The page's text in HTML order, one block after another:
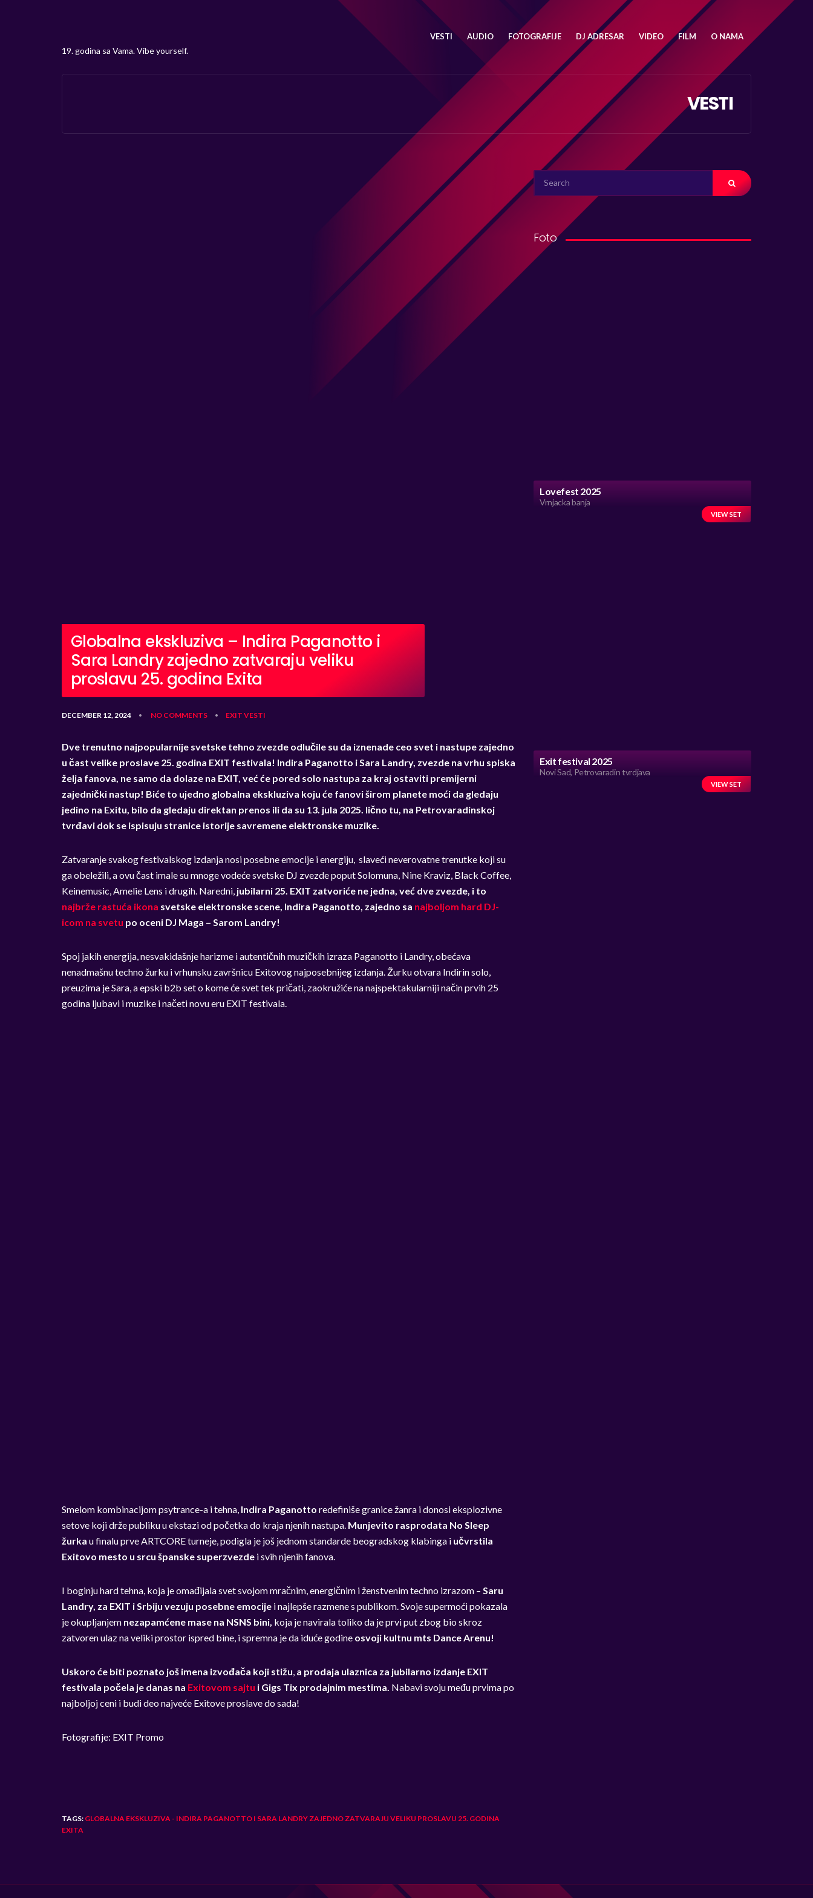
19. godina sa Vama. Vibe yourself.
VESTI AUDIO FOTOGRAFIJE DJ ADRESAR VIDEO FILM O NAMA
VESTI
Globalna ekskluziva – Indira Paganotto i
Sara Landry zajedno zatvaraju veliku
proslavu 25. godina Exita
DECEMBER 12, 2024 • NO COMMENTS • EXIT VESTI
Dve trenutno najpopularnije svetske tehno zvezde odlučile su da iznenade ceo svet i nastupe zajedno
u čast velike proslave 25. godina EXIT festivala! Indira Paganotto i Sara Landry, zvezde na vrhu spiska
želja fanova, ne samo da dolaze na EXIT, već će pored solo nastupa za kraj ostaviti premijerni
zajednički nastup! Biće to ujedno globalna ekskluziva koju će fanovi širom planete moći da gledaju
jedino na Exitu, bilo da gledaju direktan prenos ili da su 13. jula 2025. lično tu, na Petrovaradinskoj
tvrđavi dok se ispisuju stranice istorije savremene elektronske muzike.
Zatvaranje svakog festivalskog izdanja nosi posebne emocije i energiju, slaveći neverovatne trenutke koji su
ga obeležili, a ovu čast imale su mnoge vodeće svetske DJ zvezde poput Solomuna, Nine Kraviz, Black Coffee,
Keinemusic,Amelie Lens i drugih. Naredni, jubilarni 25. EXIT zatvoriće ne jedna, već dve zvezde, i to
najbrže rastuća ikona svetske elektronske scene, Indira Paganotto, zajedno sa najboljom hard DJ-
icom na svetu po oceni DJ Maga – Sarom Landry!
Spoj jakih energija, nesvakidašnje harizme i autentičnih muzičkih izraza Paganotto i Landry, obećava
nenadmašnu techno žurku i vrhunsku završnicu Exitovog najposebnijeg izdanja. Žurku otvara Indirin solo,
preuzima je Sara, a epski b2b set o kome će svet tek pričati, zaokružiće na najspektakularniji način prvih 25
godina ljubavi i muzike i načeti novu eru EXIT festivala.
Smelom kombinacijom psytrance-a i tehna, Indira Paganotto redefiniše granice žanra i donosi eksplozivne
setove koji drže publiku u ekstazi od početka do kraja njenih nastupa. Munjevito rasprodata No Sleep
žurka u finalu prve ARTCORE turneje, podigla je još jednom standarde beogradskog klabinga i učvrstila
Exitovo mesto u srcu španske superzvezde i svih njenih fanova.
I boginju hard tehna, koja je omađijala svet svojom mračnim, energičnim i ženstvenim techno izrazom – Saru
Landry, za EXIT i Srbiju vezuju posebne emocije i najlepše razmene s publikom. Svoje supermoći pokazala
je okupljanjem nezapamćene mase na NSNS bini, koja je navirala toliko da je prvi put zbog bio skroz
zatvoren ulaz na veliki prostor ispred bine, i spremna je da iduće godine osvoji kultnu mts Dance Arenu!
Uskoro će biti poznato još imena izvođača koji stižu, a prodaja ulaznica za jubilarno izdanje EXIT
festivala počela je danas na Exitovom sajtu i Gigs Tix prodajnim mestima. Nabavi svoju među prvima po
najboljoj ceni i budi deo najveće Exitove proslave do sada!
Fotografije: EXIT Promo
TAGS: GLOBALNA EKSKLUZIVA - INDIRA PAGANOTTO I SARA LANDRY ZAJEDNO ZATVARAJU VELIKU PROSLAVU 25. GODINA
EXITA
SEARCH
FOR:
Foto
Lovefest 2025
Vrnjacka banja
VIEW SET
Exit festival 2025
Novi Sad, Petrovaradin tvrdjava
VIEW SET